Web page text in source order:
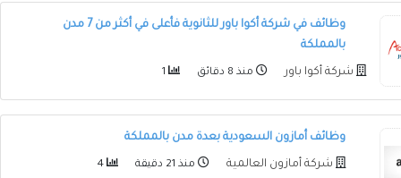
وظائف في شركة أكوا باور للثانوية فأعلى في أكثر من 7 مدن
بالمملكة
شركة أكوا باور منذ 8 دقائق
وظائف أمازون السعودية بعدة مدن بالمملكة
شركة أمازون العالمية منذ 21 دقيقة